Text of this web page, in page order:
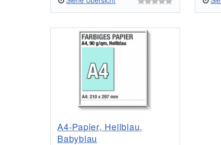
A4-Papier, Hellblau,
Babyblau